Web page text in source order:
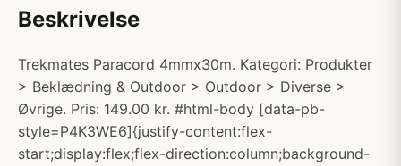
Beskrivelse
Trekmates Paracord 4mmx30m. Kategori: Produkter
> Beklædning & Outdoor > Outdoor > Diverse >
Øvrige. Pris: 149.00 kr. #html-body [data-pb-
style=P4K3WE6]{justify-content:flex-
start;display:flex;flex-direction:column;background-